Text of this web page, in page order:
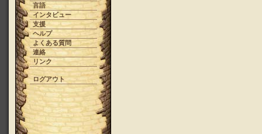
言語
インタビュー
支援
ヘルプ
よくある質問
連絡
リンク
ログアウト